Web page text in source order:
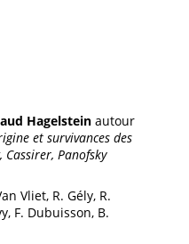
Hagelsteinautour
et survivances des
Panofsky
Vliet, R. Gély, R.
F. Dubuisson, B.